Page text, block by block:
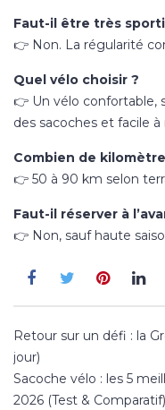
Faut-il être très
👉 Non. La régularité
Quel vélo choisir ?
👉 Un vélo confortable,
des sacoches et facile à
Combien de
👉 50 à 90 km selon
Faut-il réserver à
👉 Non, sauf haute
Navigation
de
l’article
Retour sur un défi : la
jour)
Sacoche vélo : les 5
2026 (Test & Comparatif)